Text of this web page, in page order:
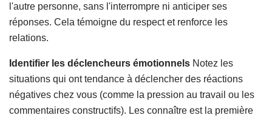
l'autre personne, sans l'interrompre ni anticiper ses
réponses. Cela témoigne du respect et renforce les
relations.
Identifier les déclencheurs émotionnels Notez les
situations qui ont tendance à déclencher des réactions
négatives chez vous (comme la pression au travail ou les
commentaires constructifs). Les connaître est la première